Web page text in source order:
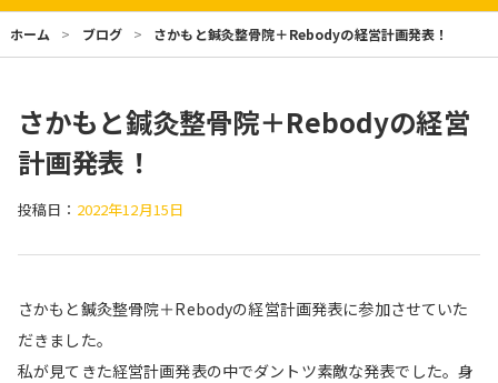
ホーム ブログ さかもと鍼灸整骨院＋Rebodyの経営計画発表！
さかもと鍼灸整骨院＋Rebodyの経営
計画発表！
投稿日： 2022年12月15日
さかもと鍼灸整骨院＋Rebodyの経営計画発表に参加させていた
だきました。
私が見てきた経営計画発表の中でダントツ素敵な発表でした。身